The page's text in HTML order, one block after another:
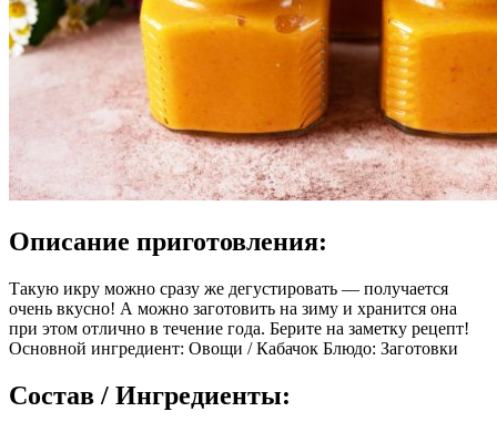
Описание приготовления:
Такую икру можно сразу же дегустировать — получается
очень вкусно! А можно заготовить на зиму и хранится она
при этом отлично в течение года. Берите на заметку рецепт!
Основной ингредиент: Овощи / Кабачок Блюдо: Заготовки
Состав / Ингредиенты: